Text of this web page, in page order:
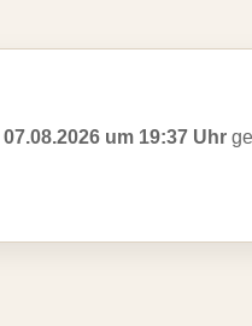
07.08.2026 um 19:37 Uhr